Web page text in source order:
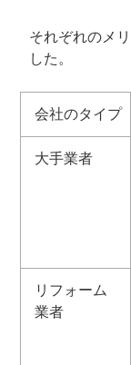
それぞれのメ
した。
会社のタイプ
大手業者
リフォーム
業者